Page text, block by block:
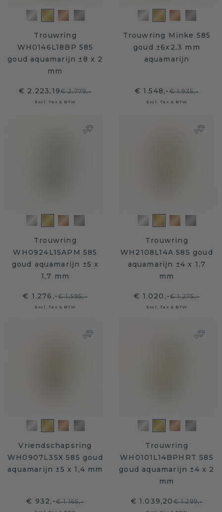
Trouwring
WH0146L18BP 585
goud aquamarijn ±8 x 2
mm
€ 2.223,19€ 2.779,-
Excl. Tax & BTW
Trouwring Minke 585
goud ±6x2.3 mm
aquamarijn
€ 1.548,-€ 1.935,-
Excl. Tax & BTW
Trouwring
WH0924L15APM 585
goud aquamarijn ±5 x
1,7 mm
€ 1.276,-€ 1.595,-
Excl. Tax & BTW
Trouwring
WH2108L14A 585 goud
aquamarijn ±4 x 1,7
mm
€ 1.020,-€ 1.275,-
Excl. Tax & BTW
Vriendschapsring
WH0907L35X 585 goud
aquamarijn ±5 x 1,4 mm
€ 932,-€ 1.165,-
Trouwring
WH0101L14BPHRT 585
goud aquamarijn ±4 x 2
mm
€ 1.039,20€ 1.299,-